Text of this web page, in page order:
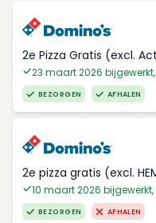
2e Pizza Gratis (excl.
23 maart 2026
BEZORGEN AFHALEN
2e pizza gratis (excl.
10 maart 2026
BEZORGEN AFHALEN